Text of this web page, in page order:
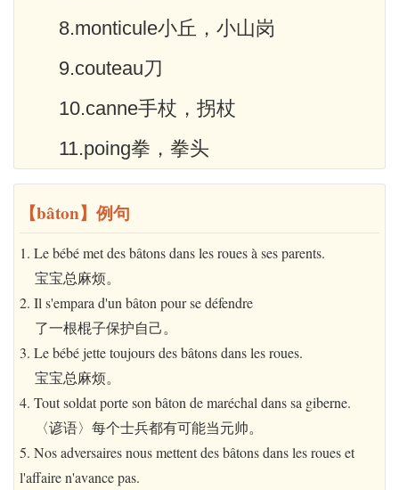
8.monticule小丘，小山岗
9.couteau刀
10.canne手杖，拐杖
11.poing拳，拳头
【bâton】例句
1. Le bébé met des bâtons dans les roues à ses parents.
宝宝总麻烦。
2. Il s'empara d'un bâton pour se défendre
了一根棍子保护自己。
3. Le bébé jette toujours des bâtons dans les roues.
宝宝总麻烦。
4. Tout soldat porte son bâton de maréchal dans sa giberne.
〈谚语〉每个士兵都有可能当元帅。
5. Nos adversaires nous mettent des bâtons dans les roues et
l'affaire n'avance pas.